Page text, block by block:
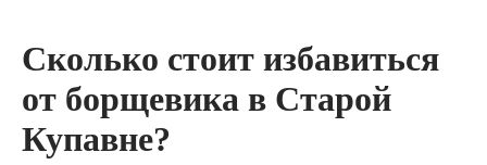
Сколько стоит избавиться
от борщевика в Старой
Купавне?